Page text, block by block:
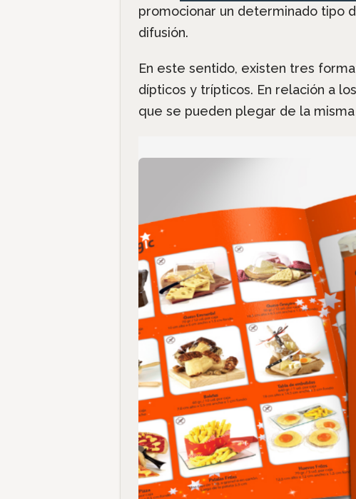
promocionar un determinado tipo
difusión.
En este sentido, existen tres
dípticos y trípticos. En relación a
que se pueden plegar de la